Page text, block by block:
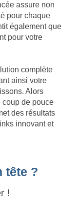
assure non
pour chaque
également que
pour votre
complète
ainsi votre
Alors
coup de pouce
des résultats
innovant et
tête ?
!